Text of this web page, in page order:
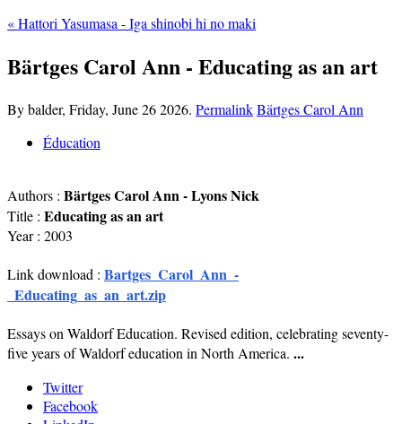
« Hattori Yasumasa - Iga shinobi hi no maki
Bärtges Carol Ann - Educating as an art
By balder, Friday, June 26 2026. PermalinkBärtges Carol Ann
Éducation
Authors : Bärtges Carol Ann - Lyons Nick
Title : Educating as an art
Year : 2003
Link download : Bartges_Carol_Ann_-
_Educating_as_an_art.zip
Essays on Waldorf Education. Revised edition, celebrating seventy-
five years of Waldorf education in North America. ...
Twitter
Facebook